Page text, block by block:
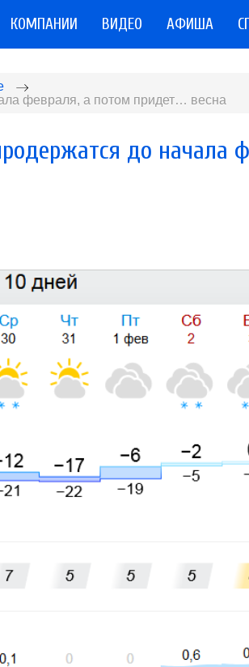
КОМПАНИИ ВИДЕО АФИША
февраля, а потом придет… весна
до начала